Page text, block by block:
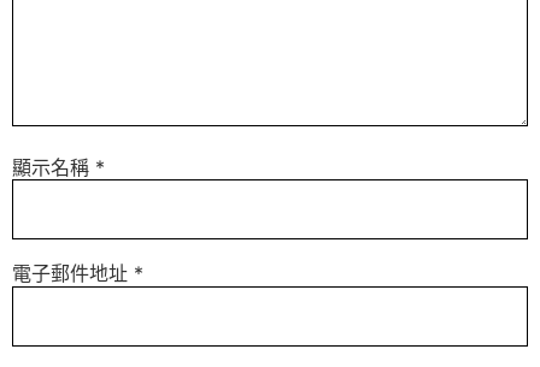
顯示名稱 *
電子郵件地址 *